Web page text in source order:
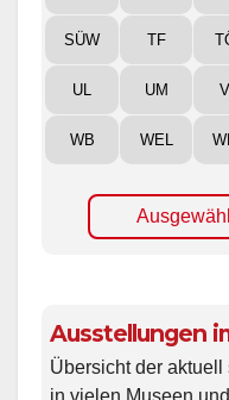
SÜW TF
UL UM
WB WEL
Ausstellungen
Übersicht der
in vielen Museen